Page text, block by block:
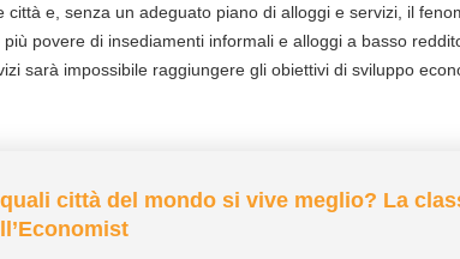
e, senza un adeguato piano di alloggi e servizi, il
povere di insediamenti informali e alloggi a basso
sarà impossibile raggiungere gli obiettivi di sviluppo
città del mondo si vive meglio? La